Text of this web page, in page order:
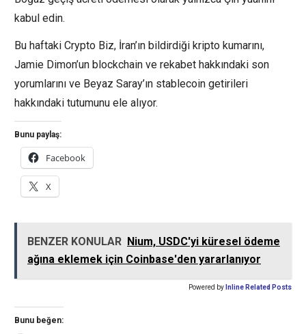
kabul edin.
Bu haftaki Crypto Biz, İran’ın bildirdiği kripto kumarını,
Jamie Dimon’un blockchain ve rekabet hakkındaki son
yorumlarını ve Beyaz Saray’ın stablecoin getirileri
hakkındaki tutumunu ele alıyor.
Bunu paylaş:
Facebook
X
BENZER KONULAR Nium, USDC'yi küresel ödeme
ağına eklemek için Coinbase'den yararlanıyor
Powered by Inline Related Posts
Bunu beğen: